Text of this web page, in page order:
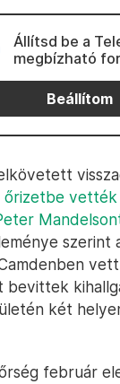
Állítsd be a
megbízható
Beállítom
őrizetbe vették
szerint
két
február